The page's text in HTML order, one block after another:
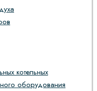
котельных
оборудования